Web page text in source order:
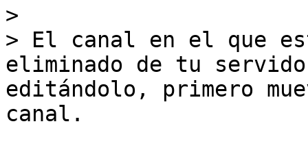
>
> El canal en el que
eliminado de tu
editándolo, primero
canal.